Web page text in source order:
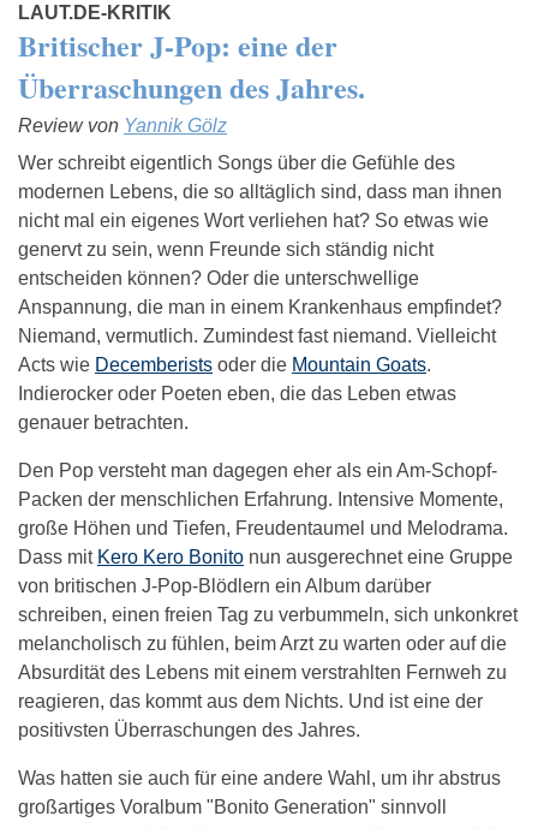
LAUT.DE-KRITIK
Britischer J-Pop: eine der
Überraschungen des Jahres.
Review von Yannik Gölz
Wer schreibt eigentlich Songs über die Gefühle des
modernen Lebens, die so alltäglich sind, dass man ihnen
nicht mal ein eigenes Wort verliehen hat? So etwas wie
genervt zu sein, wenn Freunde sich ständig nicht
entscheiden können? Oder die unterschwellige
Anspannung, die man in einem Krankenhaus empfindet?
Niemand, vermutlich. Zumindest fast niemand. Vielleicht
Acts wie Decemberists oder die Mountain Goats.
Indierocker oder Poeten eben, die das Leben etwas
genauer betrachten.
Den Pop versteht man dagegen eher als ein Am-Schopf-
Packen der menschlichen Erfahrung. Intensive Momente,
große Höhen und Tiefen, Freudentaumel und Melodrama.
Dass mit Kero Kero Bonito nun ausgerechnet eine Gruppe
von britischen J-Pop-Blödlern ein Album darüber
schreiben, einen freien Tag zu verbummeln, sich unkonkret
melancholisch zu fühlen, beim Arzt zu warten oder auf die
Absurdität des Lebens mit einem verstrahlten Fernweh zu
reagieren, das kommt aus dem Nichts. Und ist eine der
positivsten Überraschungen des Jahres.
Was hatten sie auch für eine andere Wahl, um ihr abstrus
großartiges Voralbum "Bonito Generation" sinnvoll